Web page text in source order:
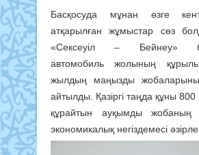
Басқосуда мұнан өзге
атқарылған жұмыстар сөз
«Сексеуіл – Бейнеу»
автомобиль жолының
жылдың маңызды
айтылды. Қазіргі таңда құны 800
құрайтын ауқымды жобаның
экономикалық негіздемесі